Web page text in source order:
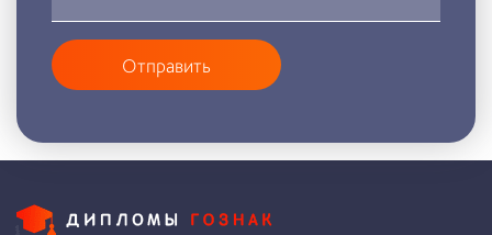
Отправить